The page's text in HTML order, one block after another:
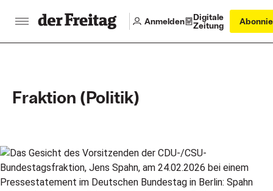
Anmelden
Digitale
Zeitung
Fraktion (Politik)
Main articles